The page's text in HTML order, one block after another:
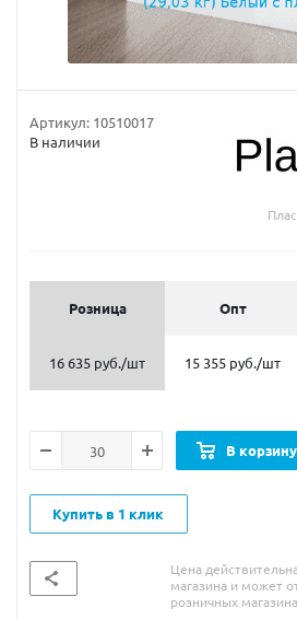
Артикул: 10510017
В наличии
Розница Опт
16 635 руб./шт 15 355 руб./шт
В корзину
Купить в 1 клик
Цена
магазина и может
розничных